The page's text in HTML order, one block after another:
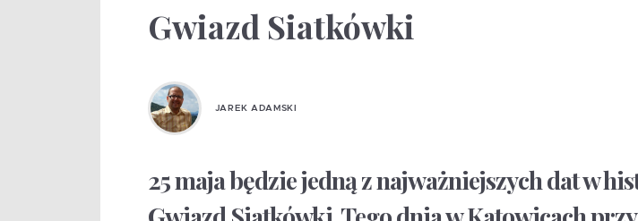
Gwiazd Siatkówki
JAREK ADAMSKI
25 maja będzie jedną z najważniejszych dat w